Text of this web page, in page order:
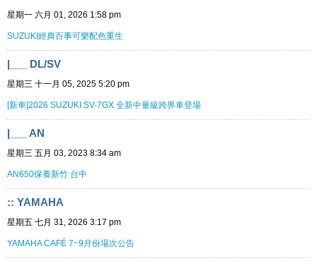
星期一 六月 01, 2026 1:58 pm
SUZUKI經典百事可樂配色重生
|___ DL/SV
星期三 十一月 05, 2025 5:20 pm
[新車]2026 SUZUKI SV-7GX 全新中量級跨界車登場
|___ AN
星期三 五月 03, 2023 8:34 am
AN650保養新竹 台中
:: YAMAHA
星期五 七月 31, 2026 3:17 pm
YAMAHA CAFÉ 7~9月份場次公告